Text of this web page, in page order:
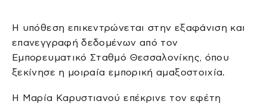
Η υπόθεση επικεντρώνεται στην εξαφάνιση και
επανεγγραφή δεδομένων από τον
Εμπορευματικό Σταθμό Θεσσαλονίκης, όπου
ξεκίνησε η μοιραία εμπορική αμαξοστοιχία.
Η Μαρία Καρυστιανού επέκρινε τον εφέτη